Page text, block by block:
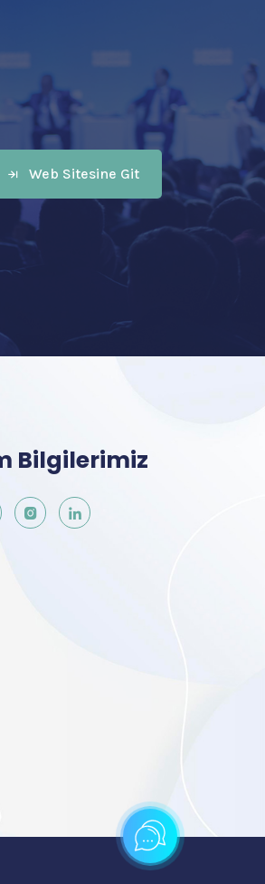
Web Sitesine Git
Bilgilerimiz